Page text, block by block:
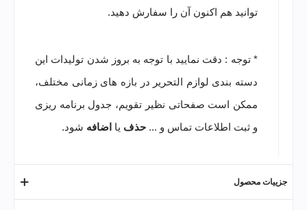
توانید هم اکنون آن را سفارش دهید.
* توجه : دقت نمایید با توجه به بروز شدن تولیدات این
دسته بندی لوازم التحریر در بازه های زمانی مختلف،
ممکن است صفحاتی نظیر تقویم، جدول برنامه ریزی
و ثبت اطلاعات تماس و ... حذف یا اضافه شود.
جزییات محصول